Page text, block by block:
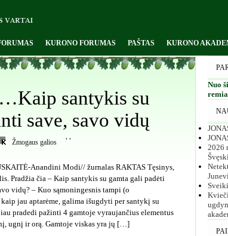
KURONO FORUMAS PAŠTAS KURONO
santykis su
save, savo vidų
, ,
Žmogaus galios
Anandini Modi// žurnalas RAKTAS Tęsinys,
Pradžia čia – Kaip santykis su gamta gali padėti
vidų? – Kuo sąmoningesnis tampi (o
jau aptarėme, galima išugdyti per santykį su
pradedi pažinti 4 gamtoje vyraujančius elementus
ugnį ir orą. Gamtoje viskas yra jų […]
Nuo
2026